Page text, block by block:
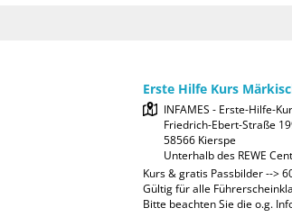
Erste Hilfe Kurs
INFAMES - Erste-Hilfe-
Friedrich-Ebert-Straße
58566 Kierspe
Unterhalb des REWE
Kurs & gratis Passbilder -->
Gültig für alle
Bitte beachten Sie die o.g.